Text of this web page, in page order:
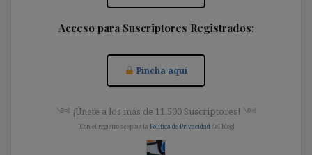
Acceso para Suscriptores Registrados:
Pincha aquí
༺ ¡Únete a los más de 11.500 Suscriptores! ༺
[Con el registro aceptas la Política de Privacidad del blog]